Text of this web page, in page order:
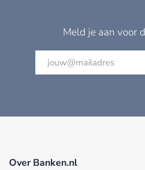
Meld je aan voor
Over Banken.nl